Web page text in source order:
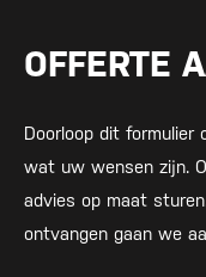
OFFERTE
Doorloop dit formulier
wat uw wensen zijn.
advies op maat
ontvangen gaan we